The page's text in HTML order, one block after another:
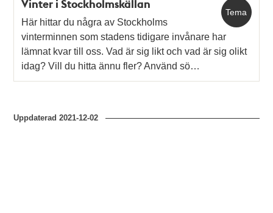
Tema
Vinter i Stockholmskällan
Här hittar du några av Stockholms
vinterminnen som stadens tidigare invånare har
lämnat kvar till oss. Vad är sig likt och vad är sig olikt
idag? Vill du hitta ännu fler? Använd sö…
Uppdaterad2021-12-02